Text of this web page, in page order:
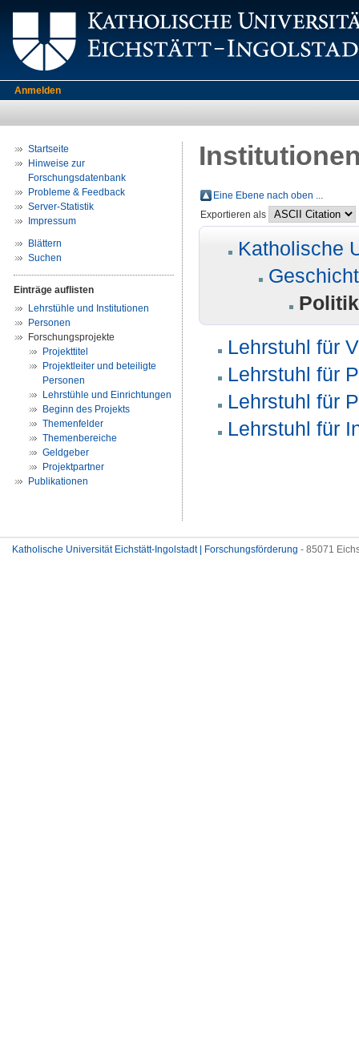
Anmelden
Startseite
Hinweise zur
Forschungsdatenbank
Probleme & Feedback
Server-Statistik
Impressum
Blättern
Suchen
Einträge auflisten
Lehrstühle und Institutionen
Personen
Forschungsprojekte
Projekttitel
Projektleiter und beteiligte
Personen
Lehrstühle und Einrichtungen
Beginn des Projekts
Themenfelder
Themenbereiche
Geldgeber
Projektpartner
Publikationen
Eine Ebene nach oben ...
Exportieren als
Katholische
Lehrstuhl für
Lehrstuhl für
Lehrstuhl für
Lehrstuhl für
Katholische Universität Eichstätt-Ingolstadt | Forschungsförderung - 85071